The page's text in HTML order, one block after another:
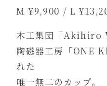
M ¥9,900 / L
木工集団「Akihiro
陶磁器工房「ONE
れた
唯一無二のカップ。